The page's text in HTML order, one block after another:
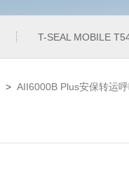
T-SEAL MOBILE
> AII6000B Plus安保转运